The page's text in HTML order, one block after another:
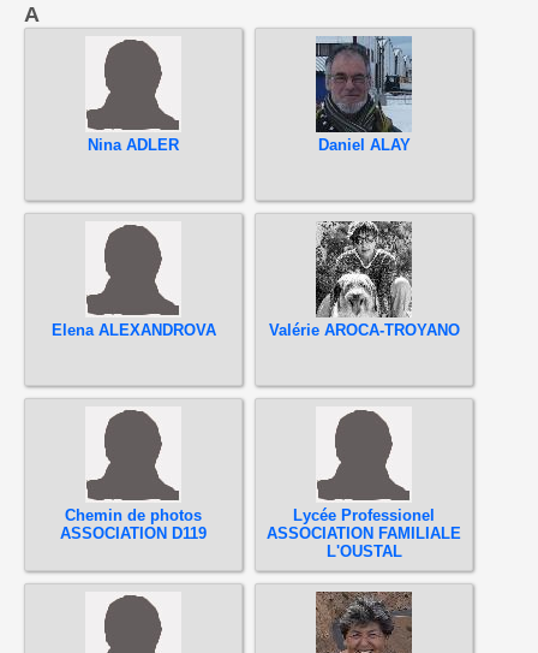
A
Nina ADLER Daniel ALAY
Elena ALEXANDROVA Valérie AROCA-TROYANO
Chemin de photos
ASSOCIATION D119
Lycée Professionel
ASSOCIATION FAMILIALE
L'OUSTAL